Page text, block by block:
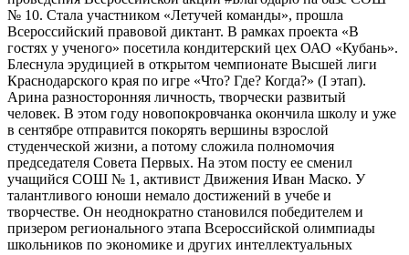
№ 10. Стала участником «Летучей команды», прошла
Всероссийский правовой диктант. В рамках проекта «В
гостях у ученого» посетила кондитерский цех ОАО «Кубань».
Блеснула эрудицией в открытом чемпионате Высшей лиги
Краснодарского края по игре «Что? Где? Когда?» (I этап).
Арина разносторонняя личность, творчески развитый
человек. В этом году новопокровчанка окончила школу и уже
в сентябре отправится покорять вершины взрослой
студенческой жизни, а потому сложила полномочия
председателя Совета Первых. На этом посту ее сменил
учащийся СОШ № 1, активист Движения Иван Маско. У
талантливого юноши немало достижений в учебе и
творчестве. Он неоднократно становился победителем и
призером регионального этапа Всероссийской олимпиады
школьников по экономике и других интеллектуальных